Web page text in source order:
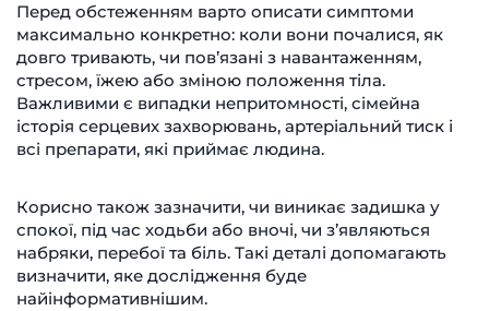
Перед обстеженням варто описати симптоми
максимально конкретно: коли вони почалися, як
довго тривають, чи пов’язані з навантаженням,
стресом, їжею або зміною положення тіла.
Важливими є випадки непритомності, сімейна
історія серцевих захворювань, артеріальний тиск і
всі препарати, які приймає людина.
Корисно також зазначити, чи виникає задишка у
спокої, під час ходьби або вночі, чи з’являються
набряки, перебої та біль. Такі деталі допомагають
визначити, яке дослідження буде
найінформативнішим.